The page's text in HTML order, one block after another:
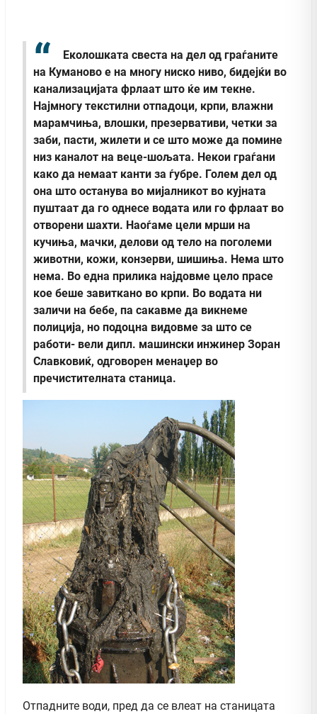
Еколошката свеста на дел од граѓаните
на Куманово е на многу ниско ниво, бидејќи во
канализацијата фрлаат што ќе им текне.
Најмногу текстилни отпадоци, крпи, влажни
марамчиња, влошки, презервативи, четки за
заби, пасти, жилети и се што може да помине
низ каналот на веце-шољата. Некои граѓани
како да немаат канти за ѓубре. Голем дел од
она што останува во мијалникот во кујната
пуштаат да го однесе водата или го фрлаат во
отворени шахти. Наоѓаме цели мрши на
кучиња, мачки, делови од тело на поголеми
животни, кожи, конзерви, шишиња. Нема што
нема. Во една прилика најдовме цело прасе
кое беше завиткано во крпи. Во водата ни
заличи на бебе, па сакавме да викнеме
полиција, но подоцна видовме за што се
работи- вели дипл. машински инжинер Зоран
Славковиќ, одговорен менаџер во
пречистителната станица.
Отпадните води, пред да се влеат на станицата